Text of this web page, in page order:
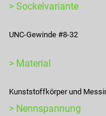
> Sockelvariante
UNC-Gewinde #8-32
> Material
Kunststoffkörper und
> Nennspannung